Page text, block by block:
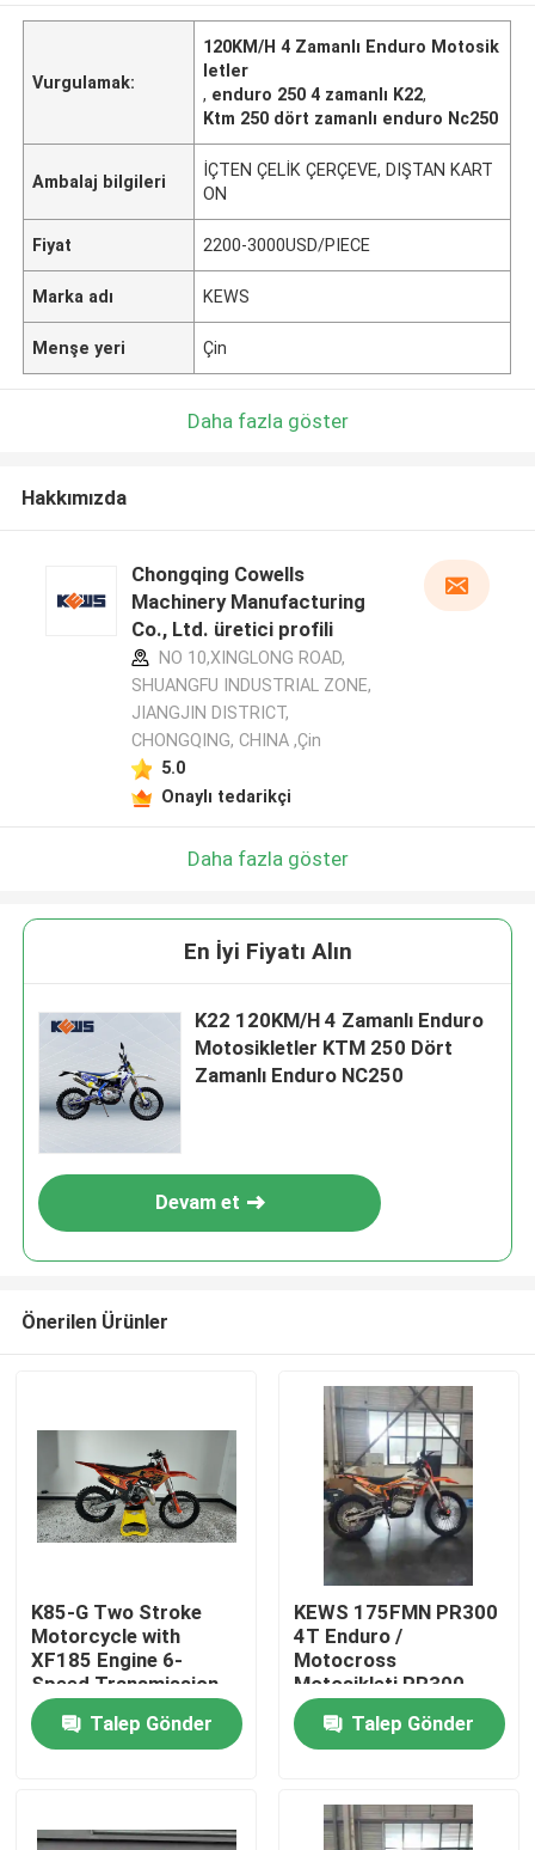
Ev
Hakkımızda
Vurgulamak:
120KM/H 4 Zamanlı Enduro Motosik
letler
, enduro 250 4 zamanlı K22,
Ktm 250 dört zamanlı enduro Nc250
Ambalaj bilgileri
İÇTEN ÇELİK ÇERÇEVE, DIŞTAN KART
ON
Fiyat 2200-3000USD/PIECE
Marka adı KEWS
Menşe yeri Çin
Daha fazla göster
Hakkımızda
Chongqing Cowells
Machinery Manufacturing
Co., Ltd. üretici profili
NO 10,XINGLONG ROAD,
SHUANGFU INDUSTRIAL ZONE,
JIANGJIN DISTRICT,
CHONGQING, CHINA ,Çin
5.0
Onaylı tedarikçi
Daha fazla göster
En İyi Fiyatı Alın
K22 120KM/H 4 Zamanlı Enduro
Motosikletler KTM 250 Dört
Zamanlı Enduro NC250
Devam et
Önerilen Ürünler
K85-G Two Stroke
Motorcycle with
XF185 Engine 6-
Speed Transmission
and Professional
Suspension for Off-
Road Adventure
Talep Gönder
KEWS 175FMN PR300
4T Enduro /
Motocross
Motosikleti PR300
Motoru 271.3ML
Piston Şarjı ve
Elektrikli Starter ile
Talep Gönder